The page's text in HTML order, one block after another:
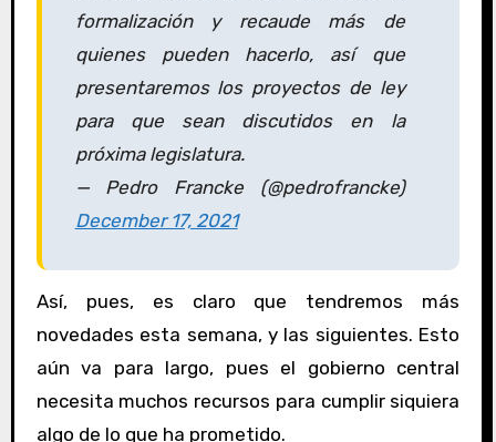
formalización y recaude más de
quienes pueden hacerlo, así que
presentaremos los proyectos de ley
para que sean discutidos en la
próxima legislatura.
— Pedro Francke (@pedrofrancke)
December 17, 2021
Así, pues, es claro que tendremos más
novedades esta semana, y las siguientes. Esto
aún va para largo, pues el gobierno central
necesita muchos recursos para cumplir siquiera
algo de lo que ha prometido.